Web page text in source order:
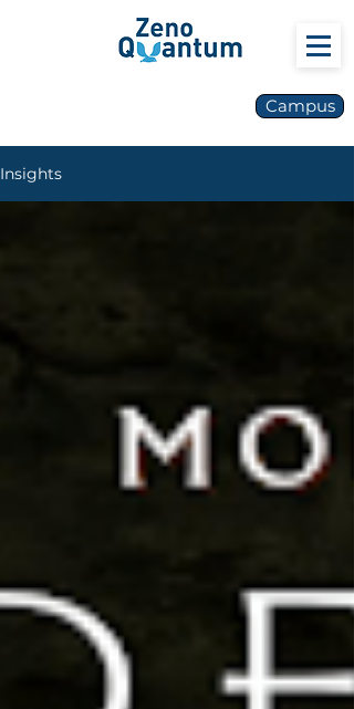
Campus
Insights